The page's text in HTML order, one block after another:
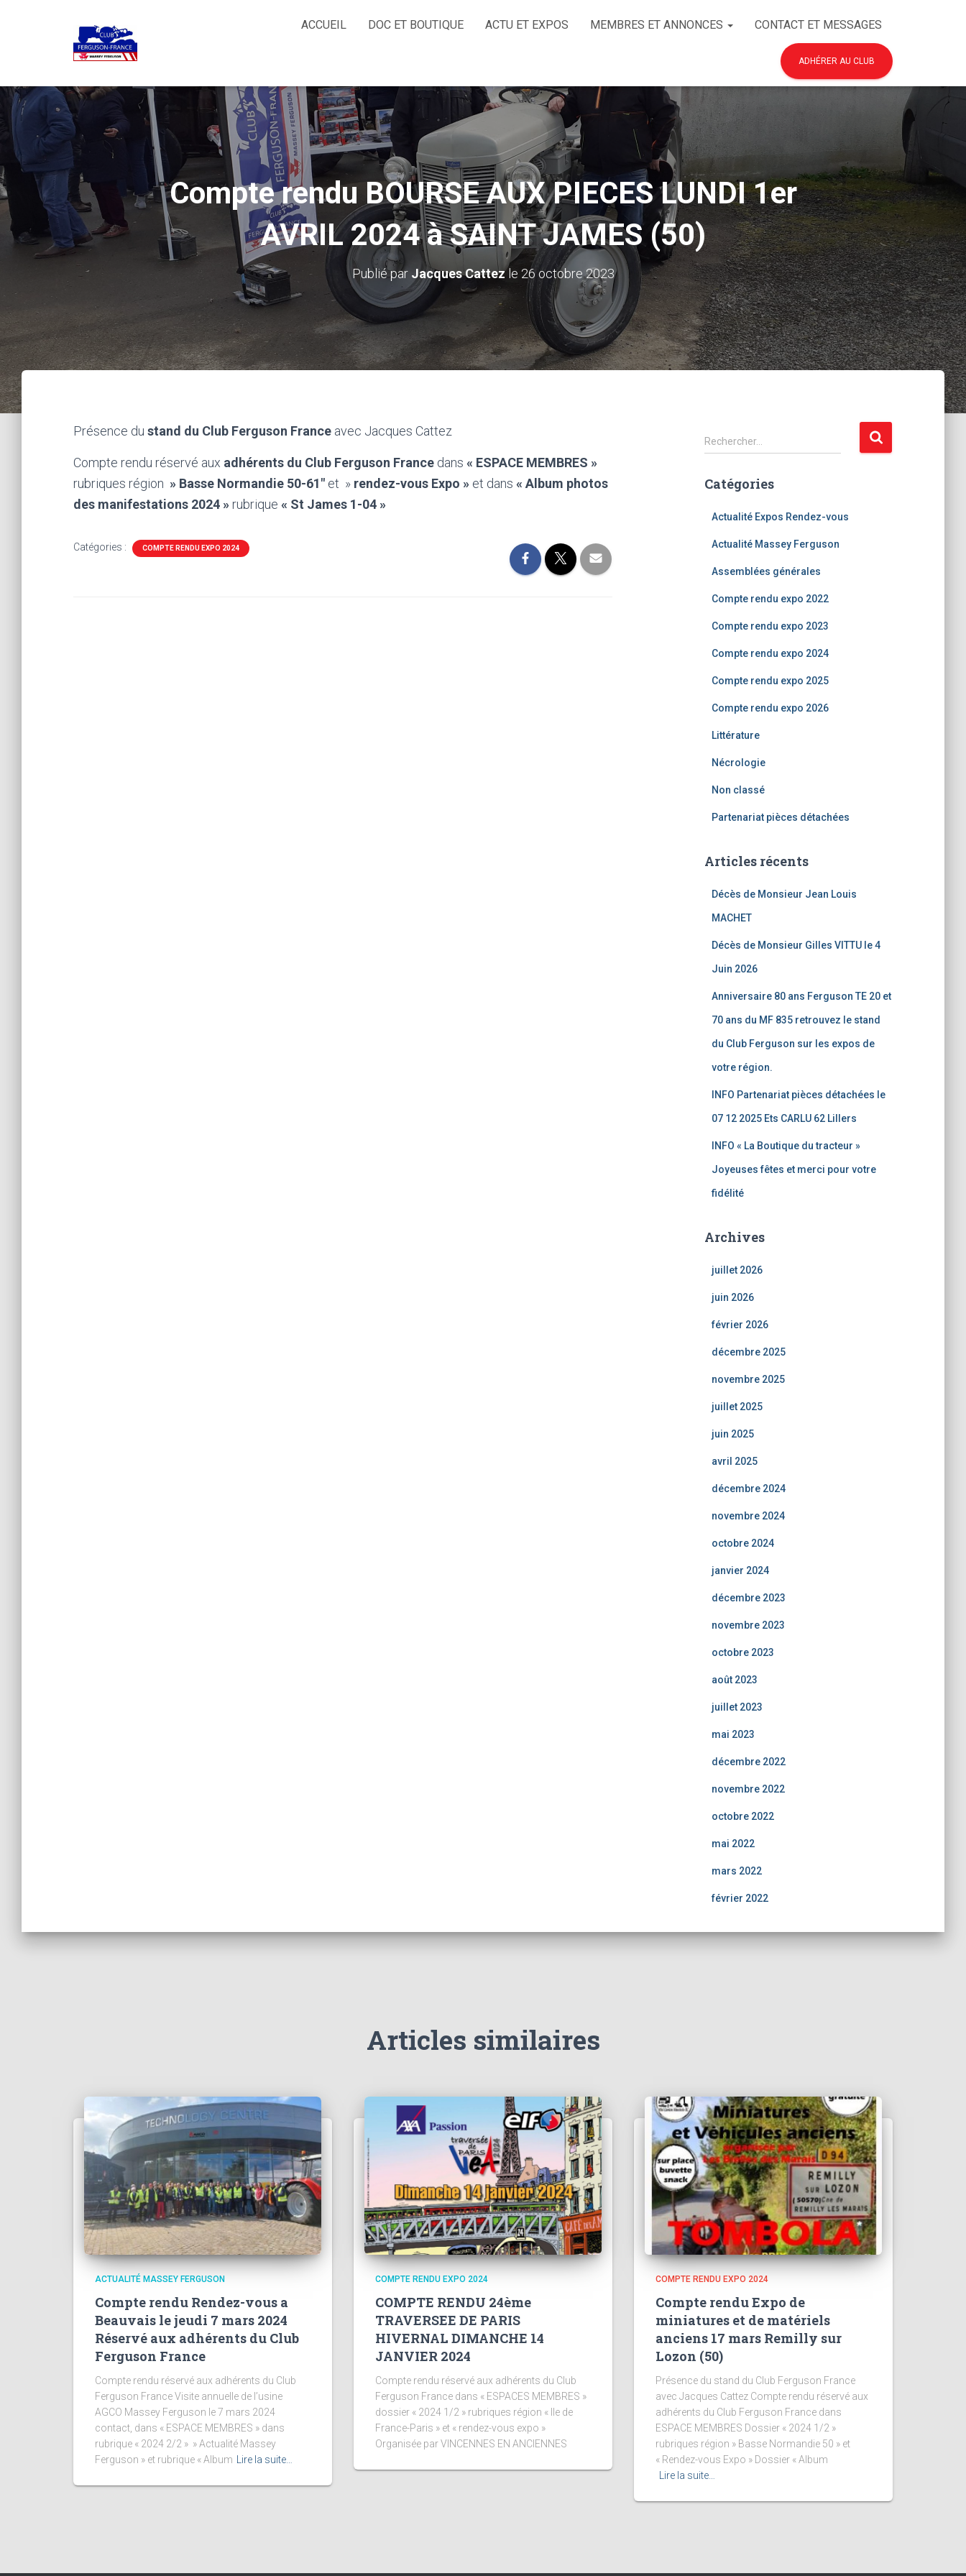
ACCUEIL DOC ET BOUTIQUE ACTU ET EXPOS MEMBRES ET ANNONCES CONTACT ET MESSAGES
ADHÉRER AU CLUB
Compte rendu BOURSE AUX PIECES LUNDI 1er
AVRIL 2024 à SAINT JAMES (50)
Publié par Jacques Cattezle 26 octobre 2023
Présence du stand du Club Ferguson France avec Jacques Cattez
Compte rendu réservé aux adhérents du Club Ferguson France dans « ESPACE MEMBRES »
rubriques région » Basse Normandie 50-61″ et » rendez-vous Expo » et dans « Album photos
des manifestations 2024 » rubrique « St James 1-04 »
Catégories : COMPTE RENDU EXPO 2024
R
e
h
Rechercher…
Catégories
Actualité Expos Rendez-vous
Actualité Massey Ferguson
Assemblées générales
Compte rendu expo 2022
Compte rendu expo 2023
Compte rendu expo 2024
Compte rendu expo 2025
Compte rendu expo 2026
Littérature
Nécrologie
Non classé
Partenariat pièces détachées
Articles récents
Décès de Monsieur Jean Louis
MACHET
Décès de Monsieur Gilles VITTU le 4
Juin 2026
Anniversaire 80 ans Ferguson TE 20 et
70 ans du MF 835 retrouvez le stand
du Club Ferguson sur les expos de
votre région.
INFO Partenariat pièces détachées le
07 12 2025 Ets CARLU 62 Lillers
INFO « La Boutique du tracteur »
Joyeuses fêtes et merci pour votre
fidélité
Archives
juillet 2026
juin 2026
février 2026
décembre 2025
novembre 2025
juillet 2025
juin 2025
avril 2025
décembre 2024
novembre 2024
octobre 2024
janvier 2024
décembre 2023
novembre 2023
octobre 2023
août 2023
juillet 2023
mai 2023
décembre 2022
novembre 2022
octobre 2022
mai 2022
mars 2022
février 2022
Articles similaires
ACTUALITÉ MASSEY FERGUSON
Compte rendu Rendez-vous a
Beauvais le jeudi 7 mars 2024
Réservé aux adhérents du Club
Ferguson France
Compte rendu réservé aux adhérents du Club
Ferguson France Visite annuelle de l’usine
AGCO Massey Ferguson le 7 mars 2024
contact, dans « ESPACE MEMBRES » dans
rubrique « 2024 2/2 » » Actualité Massey
Ferguson » et rubrique « Album
Lire la suite…
COMPTE RENDU EXPO 2024
COMPTE RENDU 24ème
TRAVERSEE DE PARIS
HIVERNAL DIMANCHE 14
JANVIER 2024
Compte rendu réservé aux adhérents du Club
Ferguson France dans « ESPACES MEMBRES »
dossier « 2024 1/2 » rubriques région « Ile de
France-Paris » et « rendez-vous expo »
Organisée par VINCENNES EN ANCIENNES
COMPTE RENDU EXPO 2024
Compte rendu Expo de
miniatures et de matériels
anciens 17 mars Remilly sur
Lozon (50)
Présence du stand du Club Ferguson France
avec Jacques Cattez Compte rendu réservé aux
adhérents du Club Ferguson France dans
ESPACE MEMBRES Dossier « 2024 1/2 »
rubriques région » Basse Normandie 50 » et
« Rendez-vous Expo » Dossier « Album
Lire la suite…